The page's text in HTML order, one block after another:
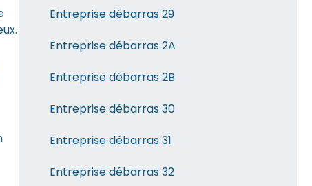
Entreprise débarras 29
Entreprise débarras 2A
Entreprise débarras 2B
Entreprise débarras 30
Entreprise débarras 31
Entreprise débarras 32